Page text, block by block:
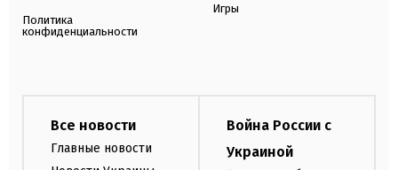
Политика
конфиденциальности
Игры
Все новости
Главные новости
Война России с
Украиной